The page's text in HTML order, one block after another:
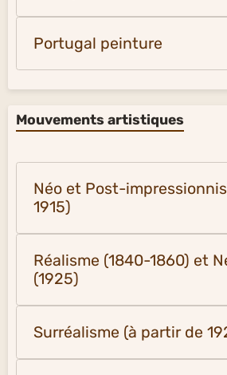
Portugal peinture
Mouvements artistiques
Néo et Post-
1915)
Réalisme (1840-1860) et
(1925)
Surréalisme (à partir de